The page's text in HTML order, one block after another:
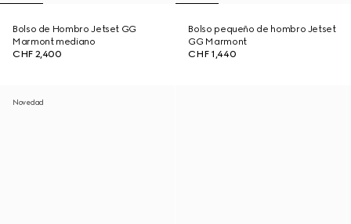
Bolso de Hombro Jetset GG
Marmont mediano
CHF 2,400
Bolso pequeño de hombro Jetset
GG Marmont
CHF 1,440
Novedad